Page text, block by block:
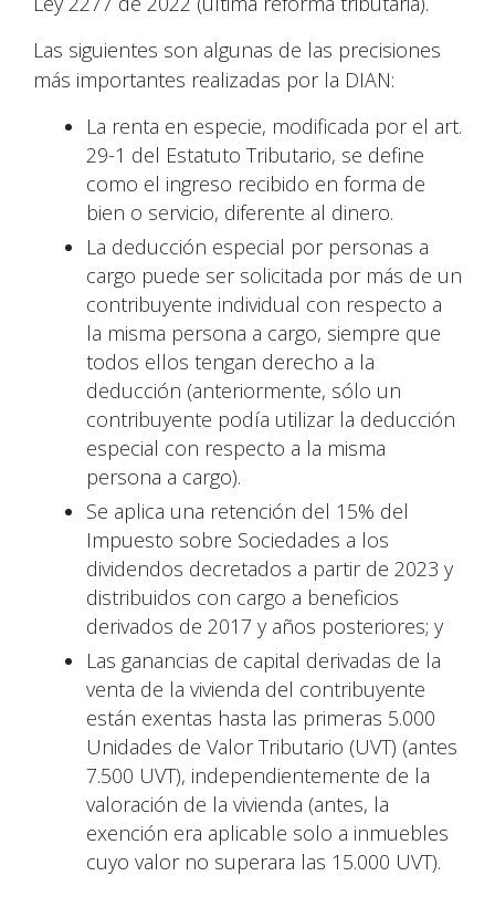
Las siguientes son algunas de las precisiones
más importantes realizadas por la DIAN:
La renta en especie, modificada por el art.
29-1 del Estatuto Tributario, se define
como el ingreso recibido en forma de
bien o servicio, diferente al dinero.
La deducción especial por personas a
cargo puede ser solicitada por más de un
contribuyente individual con respecto a
la misma persona a cargo, siempre que
todos ellos tengan derecho a la
deducción (anteriormente, sólo un
contribuyente podía utilizar la deducción
especial con respecto a la misma
persona a cargo).
Se aplica una retención del 15% del
Impuesto sobre Sociedades a los
dividendos decretados a partir de 2023 y
distribuidos con cargo a beneficios
derivados de 2017 y años posteriores; y
Las ganancias de capital derivadas de la
venta de la vivienda del contribuyente
están exentas hasta las primeras 5.000
Unidades de Valor Tributario (UVT) (antes
7.500 UVT), independientemente de la
valoración de la vivienda (antes, la
exención era aplicable solo a inmuebles
cuyo valor no superara las 15.000 UVT).